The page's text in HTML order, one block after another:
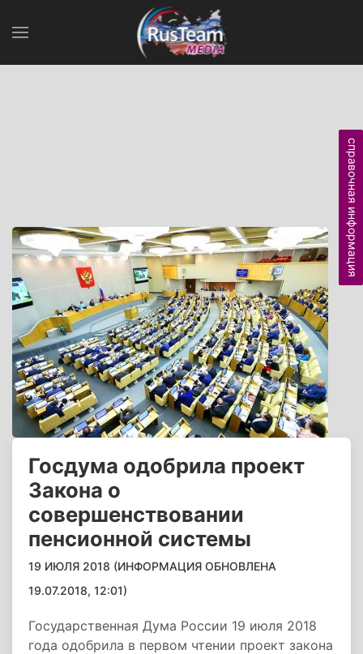
Госдума одобрила проект
Закона о
совершенствовании
пенсионной системы
19 ИЮЛЯ 2018 (ИНФОРМАЦИЯ ОБНОВЛЕНА
19.07.2018, 12:01)
Государственная Дума России 19 июля 2018
года одобрила в первом чтении проект закона
справочная информация